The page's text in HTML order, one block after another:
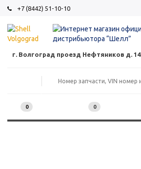
+7 (8442) 51-10-10
г. Волгоград проезд Нефтяников д. 14
0 0